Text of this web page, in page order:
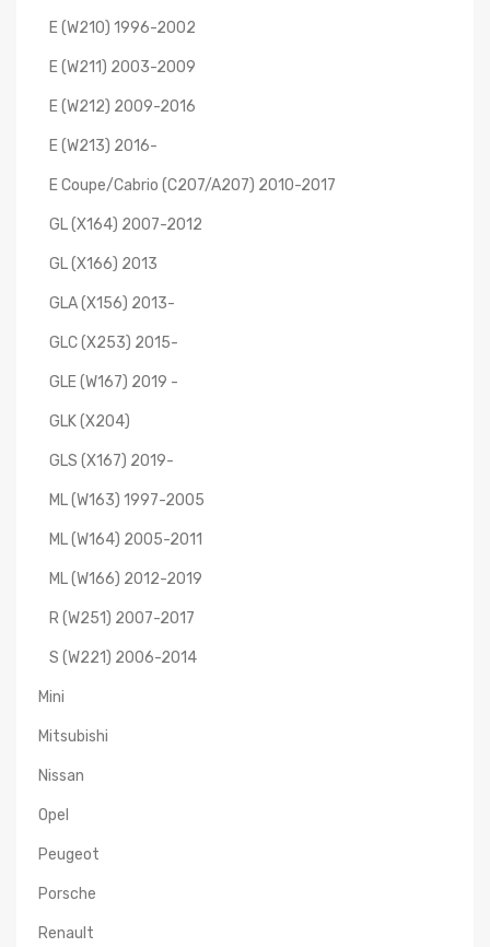
E (W210) 1996-2002
E (W211) 2003-2009
E (W212) 2009-2016
E (W213) 2016-
E Coupe/cabrio (C207/A207) 2010-2017
GL (X164) 2007-2012
GL (X166) 2013
GLA (X156) 2013-
GLC (X253) 2015-
GLE (W167) 2019 -
GLK (X204)
GLS (X167) 2019-
ML (W163) 1997-2005
ML (W164) 2005-2011
ML (W166) 2012-2019
R (W251) 2007-2017
S (W221) 2006-2014
Mini
Mitsubishi
Nissan
Opel
Peugeot
Porsche
Renault